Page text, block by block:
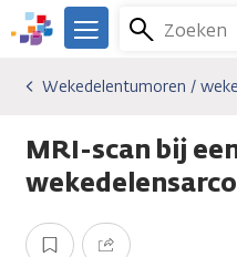
Overslaan
en
gaan
We
er
je.
Kanker.nl
Zoeken
Menu
Kankersoorten
Wekedelentumoren /
Onderzoeken
Wekedelentumoren /
MRI-scan bij
Opslaan Delen